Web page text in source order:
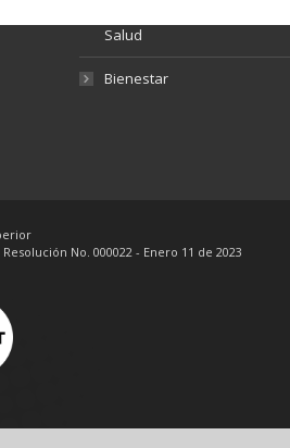
Salud
Bienestar
No. 000022 - Enero 11 de 2023